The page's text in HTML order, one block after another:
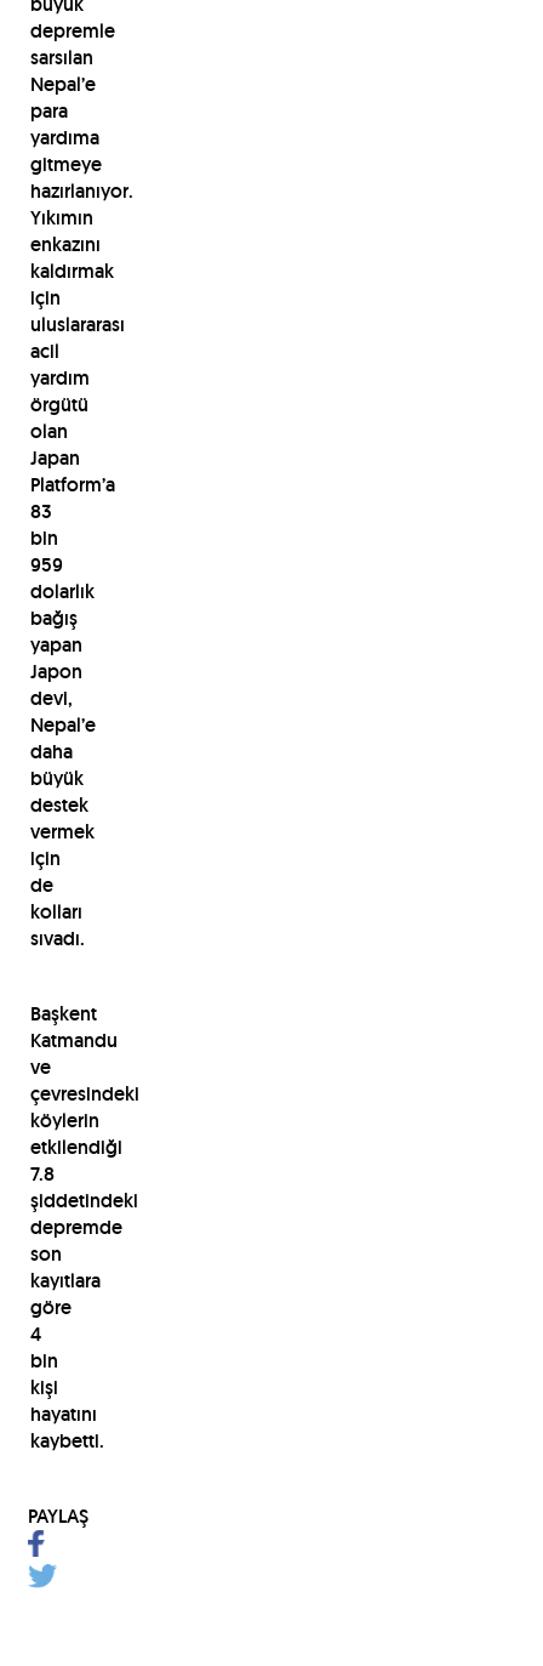
depremle
sarsılan
Nepal’e
para
yardıma
gitmeye
hazırlanıyor.
Yıkımın
enkazını
kaldırmak
için
uluslararası
acil
yardım
örgütü
olan
Japan
Platform’a
83
bin
959
dolarlık
bağış
yapan
Japon
devi,
Nepal’e
daha
büyük
destek
vermek
için
de
kolları
sıvadı.
Başkent
Katmandu
ve
çevresindeki
köylerin
etkilendiği
7.8
şiddetindeki
depremde
son
kayıtlara
göre
4
bin
kişi
hayatını
kaybetti.
PAYLAŞ